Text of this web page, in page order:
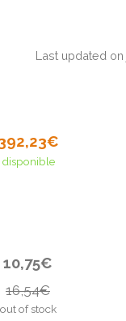
Last updated on
disponible
10,75€
16,54€
out of stock